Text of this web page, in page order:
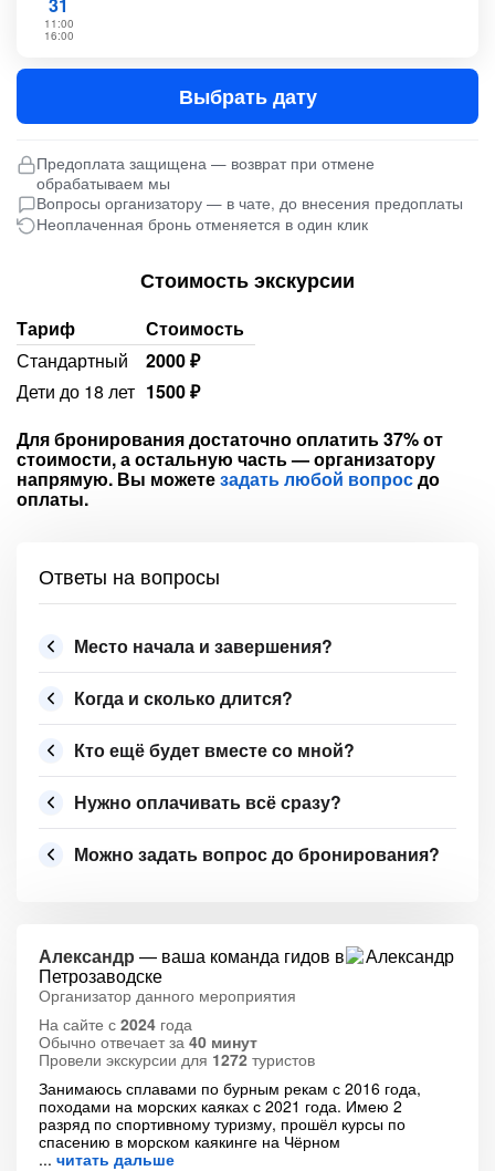
11:00
16:00
Выбрать дату
Предоплата защищена — возврат при отмене
обрабатываем мы
Вопросы организатору — в чате, до внесения предоплаты
Неоплаченная бронь отменяется в один клик
Стоимость экскурсии
Тариф
Стоимость
Стандартный
2000 ₽
Дети до 18 лет 1500 ₽
Для бронирования достаточно оплатить 37% от
стоимости, а остальную часть — организатору
напрямую. Вы можетезадать любой вопросдо
оплаты.
Ответы на вопросы
Место начала и завершения?
Когда и сколько длится?
Кто ещё будет вместе со мной?
Нужно оплачивать всё сразу?
Можно задать вопрос до бронирования?
Александр — ваша команда гидов в
Петрозаводске
Организатор данного мероприятия
На сайте с 2024 года
Обычно отвечает за 40 минут
Провели экскурсии для 1272 туристов
Занимаюсь сплавами по бурным рекам с 2016 года,
походами на морских каяках с 2021 года. Имею 2
разряд по спортивному туризму, прошёл курсы по
спасению в морском каякинге на Чёрном
читать дальше